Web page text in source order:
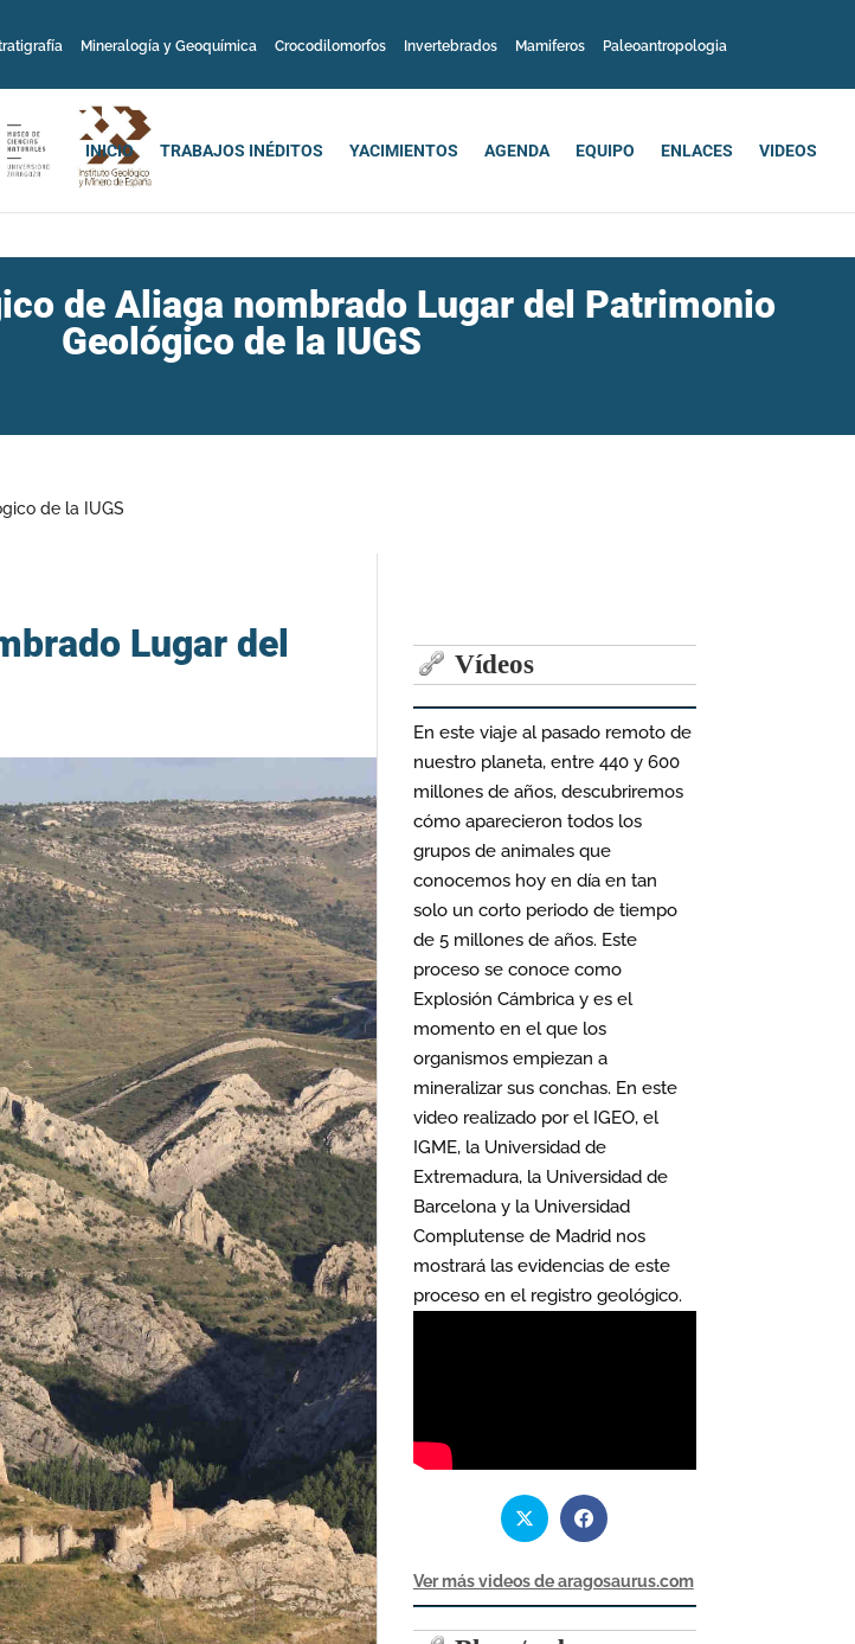
Mineralogía y Geoquímica Crocodilomorfos Invertebrados Mamiferos
Paleoantropologia
INICIO TRABAJOS INÉDITOS YACIMIENTOS AGENDA EQUIPO ENLACES VIDEOS
de Aliaga nombrado Lugar del Patrimonio
Geológico de la IUGS
de la IUGS
Lugar del
Vídeos
En este viaje al pasado remoto de
nuestro planeta, entre 440 y 600
millones de años, descubriremos
cómo aparecieron todos los
grupos de animales que
conocemos hoy en día en tan
solo un corto periodo de tiempo
de 5 millones de años. Este
proceso se conoce como
Explosión Cámbrica y es el
momento en el que los
organismos empiezan a
mineralizar sus conchas. En este
video realizado por el IGEO, el
IGME, la Universidad de
Extremadura, la Universidad de
Barcelona y la Universidad
Complutense de Madrid nos
mostrará las evidencias de este
proceso en el registro geológico.
Ver más videos de aragosaurus.com